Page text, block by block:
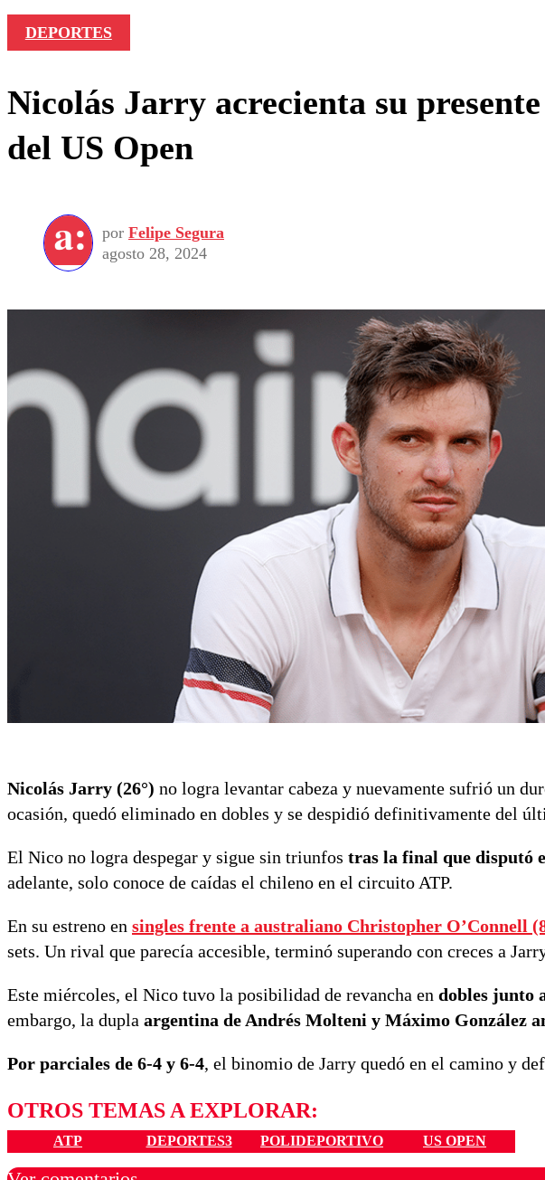
DEPORTES
Nicolás Jarry acrecienta su
del US Open
por Felipe Segura
agosto 28, 2024
Nicolás Jarry (26°) no logra levantar cabeza y nuevamente sufrió un
ocasión, quedó eliminado en dobles y se despidió definitivamente del
El Nico no logra despegar y sigue sin triunfos tras la final que disputó
adelante, solo conoce de caídas el chileno en el circuito ATP.
En su estreno en singles frente a australiano Christopher O’Connell
sets. Un rival que parecía accesible, terminó superando con creces a
Este miércoles, el Nico tuvo la posibilidad de revancha en dobles junto
embargo, la dupla argentina de Andrés Molteni y Máximo González
Por parciales de 6-4 y 6-4, el binomio de Jarry quedó en el camino y
OTROS TEMAS A EXPLORAR:
ATP DEPORTES3 POLIDEPORTIVO US OPEN